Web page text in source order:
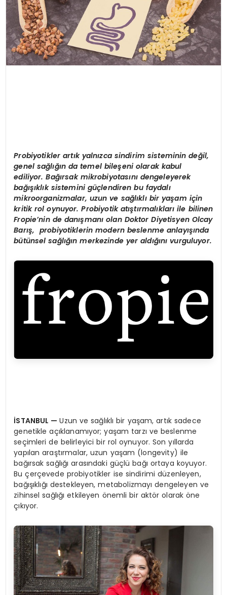
Probiyotikler artık yalnızca sindirim sisteminin değil,
genel sağlığın da temel bileşeni olarak kabul
ediliyor. Bağırsak mikrobiyotasını dengeleyerek
bağışıklık sistemini güçlendiren bu faydalı
mikroorganizmalar, uzun ve sağlıklı bir yaşam için
kritik rol oynuyor. Probiyotik atıştırmalıkları ile bilinen
Fropie’nin de danışmanı olan Doktor Diyetisyen Olcay
Barış, probiyotiklerin modern beslenme anlayışında
bütünsel sağlığın merkezinde yer aldığını vurguluyor.
İSTANBUL —Uzun ve sağlıklı bir yaşam, artık sadece
genetikle açıklanamıyor; yaşam tarzı ve beslenme
seçimleri de belirleyici bir rol oynuyor. Son yıllarda
yapılan araştırmalar, uzun yaşam (longevity) ile
bağırsak sağlığı arasındaki güçlü bağı ortaya koyuyor.
Bu çerçevede probiyotikler ise sindirimi düzenleyen,
bağışıklığı destekleyen, metabolizmayı dengeleyen ve
zihinsel sağlığı etkileyen önemli bir aktör olarak öne
çıkıyor.